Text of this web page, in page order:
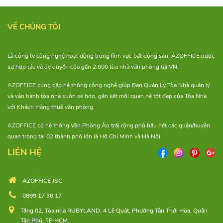
VỀ CHÚNG TÔI
Là công ty công nghệ hoạt động trong lĩnh vực bất động sản, AZOFFICE được
sự hợp tác và ủy quyền của gần 2.000 tòa nhà văn phòng tại VN.
AZOFFICE cung cấp hệ thống công nghệ giúp Ban Quản Lý Tòa Nhà quản lý
và vận hành tòa nhà suôn sẻ hơn, gắn kết mối quan hệ tốt đẹp của Tòa Nhà
với Khách Hàng thuê văn phòng.
AZOFFICE có hệ thống Văn Phòng Ảo trải rộng phủ hầu hết các quận/huyện
quan trọng tại 02 thành phố lớn là Hồ Chí Minh và Hà Nội.
LIÊN HỆ
AZOFFICE JSC
0899 17 30 17
Tầng 02, Tòa nhà RUBYLAND, 4 Lê Quát, Phường Tân Thới Hòa, Quận
Tân Phú, TP HCM.